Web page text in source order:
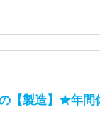
【製造】★年間